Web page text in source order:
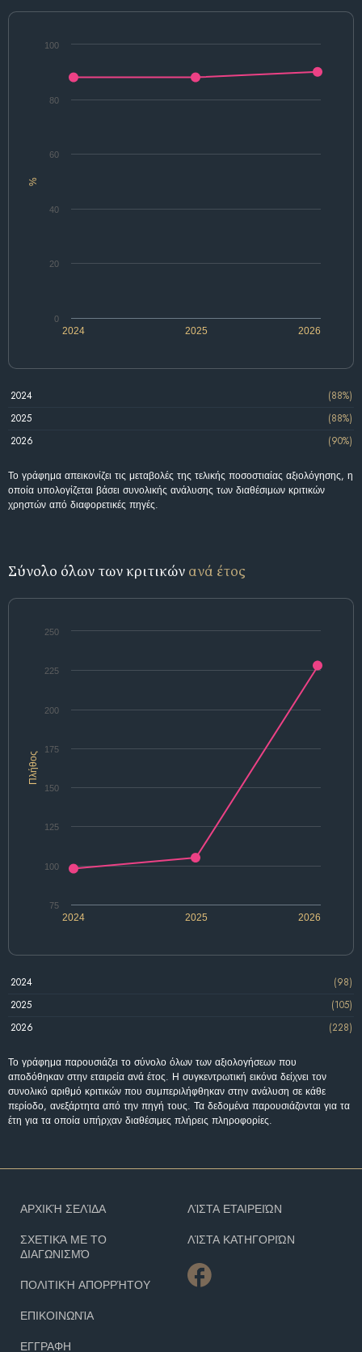
%
2024 2025 2026
0
20
40
60
80
100
2024
(88%)
2025
(88%)
2026
(90%)
Το γράφημα απεικονίζει τις μεταβολές της τελικής ποσοστιαίας αξιολόγησης, η
οποία υπολογίζεται βάσει συνολικής ανάλυσης των διαθέσιμων κριτικών
χρηστών από διαφορετικές πηγές.
Σύνολο όλων των κριτικών ανά έτος
Πλήθος
2024 2026
2025
75
100
125
150
175
200
225
250
2024
(98)
2025
(105)
2026
(228)
Το γράφημα παρουσιάζει το σύνολο όλων των αξιολογήσεων που
αποδόθηκαν στην εταιρεία ανά έτος. Η συγκεντρωτική εικόνα δείχνει τον
συνολικό αριθμό κριτικών που συμπεριλήφθηκαν στην ανάλυση σε κάθε
περίοδο, ανεξάρτητα από την πηγή τους. Τα δεδομένα παρουσιάζονται για τα
έτη για τα οποία υπήρχαν διαθέσιμες πλήρεις πληροφορίες.
ΑΡΧΙΚΉ ΣΕΛΊΔΑ
ΣΧΕΤΙΚΆ ΜΕ ΤΟ
ΔΙΑΓΩΝΙΣΜΌ
ΠΟΛΙΤΙΚΉ ΑΠΟΡΡΉΤΟΥ
ΕΠΙΚΟΙΝΩΝΊΑ
ΕΓΓΡΑΦΗ
ΛΊΣΤΑ ΕΤΑΙΡΕΙΏΝ
ΛΊΣΤΑ ΚΑΤΗΓΟΡΙΏΝ